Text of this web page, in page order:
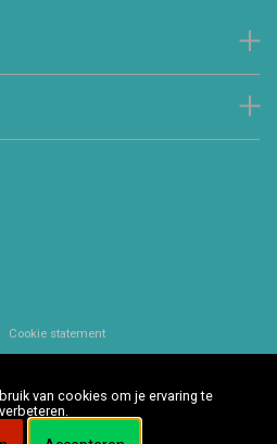
Cookie statement
van cookies om je ervaring te
verbeteren.